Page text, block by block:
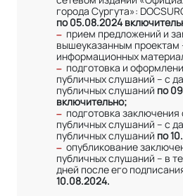
города Сургута»:
по 05.08.2024
– прием предложений и
вышеуказанным проектам
информационных
– подготовка и
публичных слушаний – с
публичных слушаний по
включительно;
– подготовка заключения
публичных слушаний – с
публичных слушаний по
– опубликование
публичных слушаний – в
дней после его
10.08.2024.